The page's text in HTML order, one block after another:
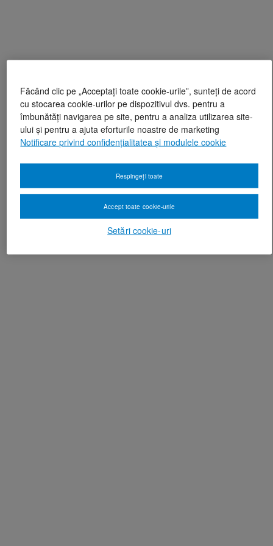
Făcând clic pe „Acceptați toate cookie-urile”, sunteți de acord
cu stocarea cookie-urilor pe dispozitivul dvs. pentru a
îmbunătăți navigarea pe site, pentru a analiza utilizarea site-
ului și pentru a ajuta eforturile noastre de marketing
Notificare privind confidențialitatea și modulele cookie
Setări cookie-uri
Respingeți toate
Accept toate cookie-urile